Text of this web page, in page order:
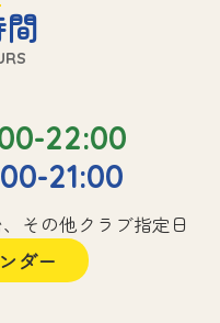
22:00
21:00
その他クラブ指定日
ダー